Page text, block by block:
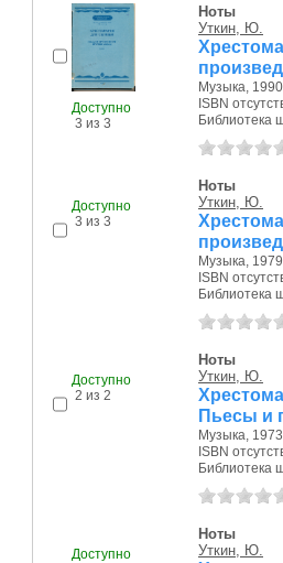
Доступно
3 из 3
Ноты
Уткин, Ю.
Музыка, 1990
ISBN
Библиотека
Ноты
Уткин, Ю.
Музыка, 1979
ISBN
Библиотека
Ноты
Уткин, Ю.
Пьесы и
Музыка, 1973
ISBN
Библиотека
Ноты
Уткин, Ю.